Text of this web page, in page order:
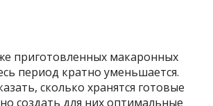
приготовленных макаронных
период кратно уменьшается.
сколько хранятся готовые
создать для них оптимальные